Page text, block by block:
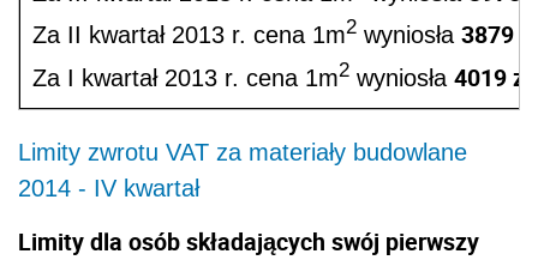
Za II kwartał 2013 r. cena 1m2 wyniosła 3879
Za I kwartał 2013 r. cena 1m2 wyniosła 4019
Limity zwrotu VAT za materiały budowlane
2014 - IV kwartał
Limity dla osób składających swój pierwszy